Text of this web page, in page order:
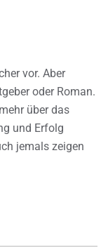
vor. Aber
oder Roman.
über das
und Erfolg
jemals zeigen